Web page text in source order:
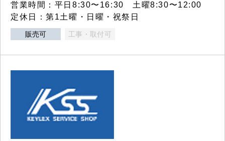
営業時間：平日8:30〜16:30 土曜8:30〜12:00
定休日：第1土曜・日曜・祝祭日
販売可 工事・取付可